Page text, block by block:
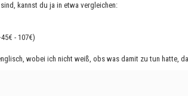
kannst du ja in etwa vergleichen:
- 107€)
wobei ich nicht weiß, obs was damit zu tun hatte,